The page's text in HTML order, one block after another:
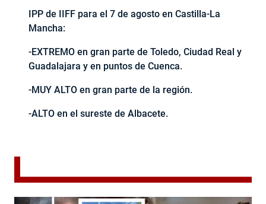
IPP de IIFF para el 7 de agosto en Castilla-La
Mancha:
-EXTREMO en gran parte de Toledo, Ciudad Real y
Guadalajara y en puntos de Cuenca.
-MUY ALTO en gran parte de la región.
-ALTO en el sureste de Albacete.